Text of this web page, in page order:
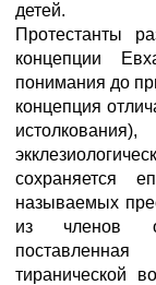
детей.
Протестанты
концепции
понимания до
концепция
сохраняется
называемых
из членов
тиранической